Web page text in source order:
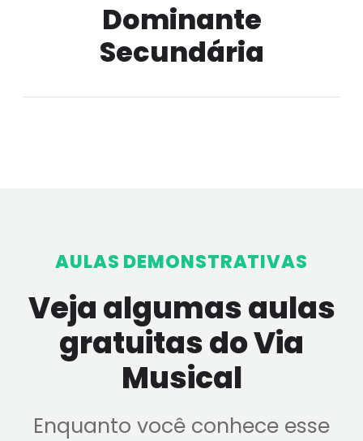
Dominante
Secundária
AULAS DEMONSTRATIVAS
Veja algumas aulas
gratuitas do Via
Musical
Enquanto você conhece esse